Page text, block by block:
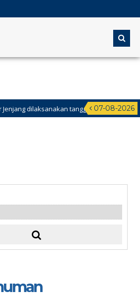
07-08-2026
tanggal 2-9 Maret 2026.